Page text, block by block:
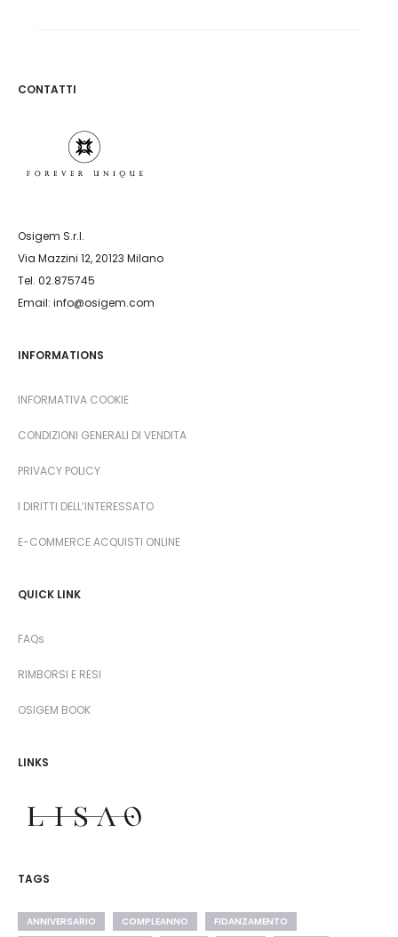
CONTATTI
Osigem S.r.l.
Via Mazzini 12, 20123 Milano
Tel. 02.875745
Email: info@osigem.com
INFORMATIONS
INFORMATIVA COOKIE
CONDIZIONI GENERALI DI VENDITA
PRIVACY POLICY
I DIRITTI DELL’INTERESSATO
E-COMMERCE ACQUISTI ONLINE
QUICK LINK
FAQs
RIMBORSI E RESI
OSIGEM BOOK
LINKS
TAGS
ANNIVERSARIO COMPLEANNO FIDANZAMENTO